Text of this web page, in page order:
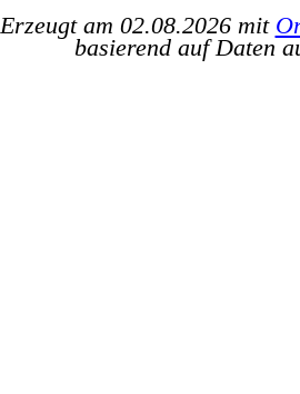
Erzeugt am 02.08.2026 mit
basierend auf Daten